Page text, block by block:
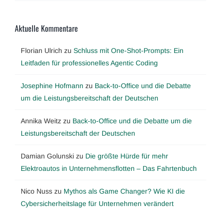
Aktuelle Kommentare
Florian Ulrich zu Schluss mit One-Shot-Prompts: Ein
Leitfaden für professionelles Agentic Coding
Josephine Hofmann zu Back-to-Office und die Debatte
um die Leistungsbereitschaft der Deutschen
Annika Weitz zu Back-to-Office und die Debatte um die
Leistungsbereitschaft der Deutschen
Damian Golunski zu Die größte Hürde für mehr
Elektroautos in Unternehmensflotten – Das Fahrtenbuch
Nico Nuss zu Mythos als Game Changer? Wie KI die
Cybersicherheitslage für Unternehmen verändert